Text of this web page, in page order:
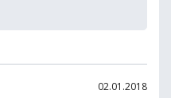
02.01.2018